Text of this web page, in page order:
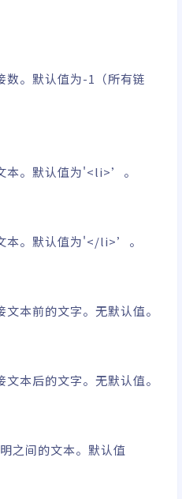
数。默认值为-1（所有链
本。默认值为'<li>’。
本。默认值为'</li>’。
文本前的文字。无默认值。
文本后的文字。无默认值。
之间的文本。默认值